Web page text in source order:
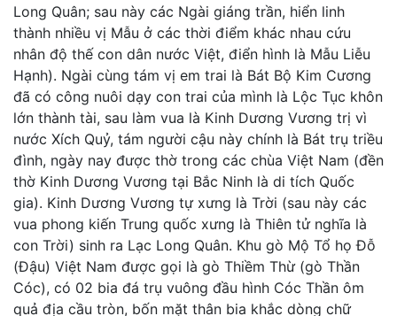
Long Quân; sau này các Ngài giáng trần, hiển linh
thành nhiều vị Mẫu ở các thời điểm khác nhau cứu
nhân độ thế con dân nước Việt, điển hình là Mẫu Liễu
Hạnh). Ngài cùng tám vị em trai là Bát Bộ Kim Cương
đã có công nuôi dạy con trai của mình là Lộc Tục khôn
lớn thành tài, sau làm vua là Kinh Dương Vương trị vì
nước Xích Quỷ, tám người cậu này chính là Bát trụ triều
đình, ngày nay được thờ trong các chùa Việt Nam (đền
thờ Kinh Dương Vương tại Bắc Ninh là di tích Quốc
gia). Kinh Dương Vương tự xưng là Trời (sau này các
vua phong kiến Trung quốc xưng là Thiên tử nghĩa là
con Trời) sinh ra Lạc Long Quân. Khu gò Mộ Tổ họ Đỗ
(Đậu) Việt Nam được gọi là gò Thiềm Thừ (gò Thần
Cóc), có 02 bia đá trụ vuông đầu hình Cóc Thần ôm
quả địa cầu tròn, bốn mặt thân bia khắc dòng chữ